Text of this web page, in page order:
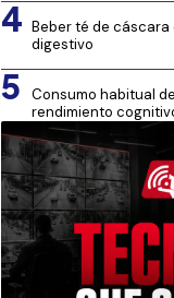
4 Beber té de cáscara
digestivo
5
Consumo habitual
rendimiento
Monash